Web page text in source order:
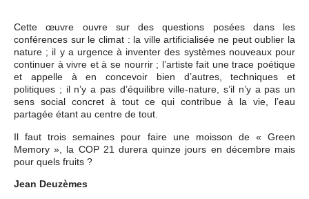
Cette œuvre ouvre sur des questions posées dans les
conférences sur le climat : la ville artificialisée ne peut oublier la
nature ; il y a urgence à inventer des systèmes nouveaux pour
continuer à vivre et à se nourrir ; l’artiste fait une trace poétique
et appelle à en concevoir bien d’autres, techniques et
politiques ; il n’y a pas d’équilibre ville-nature, s’il n’y a pas un
sens social concret à tout ce qui contribue à la vie, l’eau
partagée étant au centre de tout.
Il faut trois semaines pour faire une moisson de « Green
Memory », la COP 21 durera quinze jours en décembre mais
pour quels fruits ?
Jean Deuzèmes